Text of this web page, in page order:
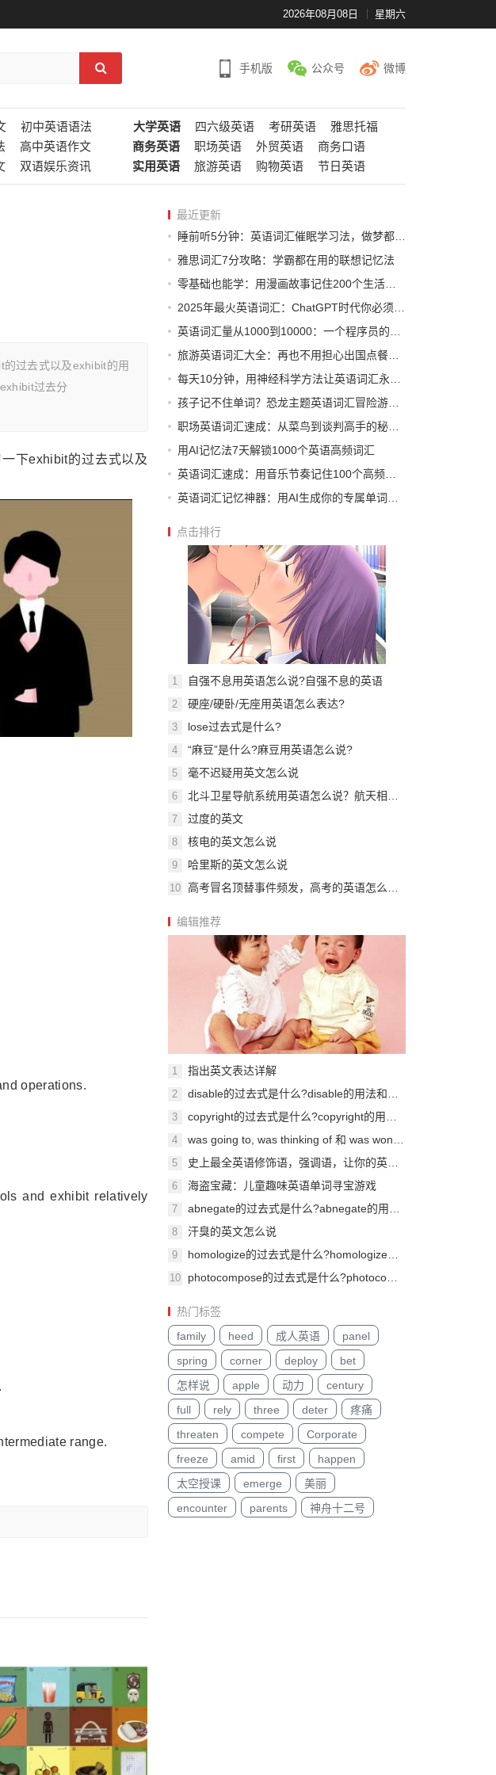
2026年08月08日 星期六
手机版 公众号 微博
初中英语语法 大学英语 四六级英语 考研英语
雅思托福
高中英语作文 商务英语 职场英语 外贸英语
商务口语
双语娱乐资讯 实用英语 旅游英语 购物英语 节日英语
过去式以及exhibit的用
过去分
下exhibit的过去式以及
operations.
and exhibit relatively
range.
最近更新
睡前听5分钟：英语词汇催眠学习法，做梦都在进步
雅思词汇7分攻略：学霸都在用的联想记忆法
零基础也能学：用漫画故事记住200个生活英语词汇
旅游英语词汇大全：再也不用担心出国点餐迷路
孩子记不住单词？恐龙主题英语词汇冒险游戏来了
职场英语词汇速成：从菜鸟到谈判高手的秘密武器
用AI记忆法7天解锁1000个英语高频词汇
英语词汇速成：用音乐节奏记住100个高频动词
点击排行
1 自强不息用英语怎么说?自强不息的英语
2 硬座/硬卧/无座用英语怎么表达?
3 lose过去式是什么?
4 “麻豆”是什么?麻豆用英语怎么说?
5 毫不迟疑用英文怎么说
6
7 过度的英文
8 核电的英文怎么说
9 哈里斯的英文怎么说
10
编辑推荐
1 指出英文表达详解
2
3
4
5 史上最全英语修饰语，强调语，让你的英语分分钟变地道！
6 海盗宝藏：儿童趣味英语单词寻宝游戏
7
8 汗臭的英文怎么说
9 homologize的过去式是什么?homologize的用法和例句
10 photocompose的过去式是什么?photocompose的用法和例句
热门标签
family
heed 成人英语
panel
spring
corner deploy
bet
怎样说
apple 动力
century
full
rely three deter
疼痛
threaten
compete
Corporate
freeze
amid first
happen
太空授课
emerge
美丽
encounter
parents 神舟十二号